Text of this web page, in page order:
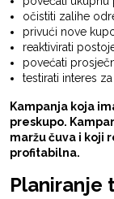
očistiti zalihe
privući nove
reaktivirati
povećati
testirati interes
Kampanja koja
preskupo.
maržu čuva i koji
profitabilna.
Planiranje